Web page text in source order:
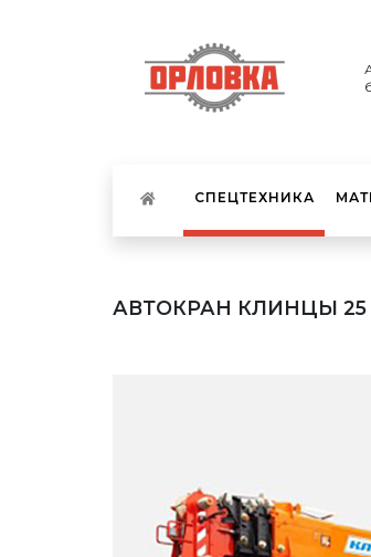
СПЕЦТЕХНИКА
АВТОКРАН КЛИНЦЫ 25